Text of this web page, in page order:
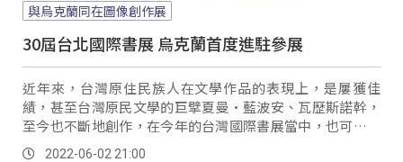
與烏克蘭同在圖像創作展
30屆台北國際書展 烏克蘭首度進駐參展
近年來，台灣原住民族人在文學作品的表現上，是屢獲佳
績，甚至台灣原民文學的巨擘夏曼·藍波安、瓦歷斯諾幹，
至今也不斷地創作，在今年的台灣國際書展當中，也可以看
見他們作品的身影。
2022-06-02 21:00